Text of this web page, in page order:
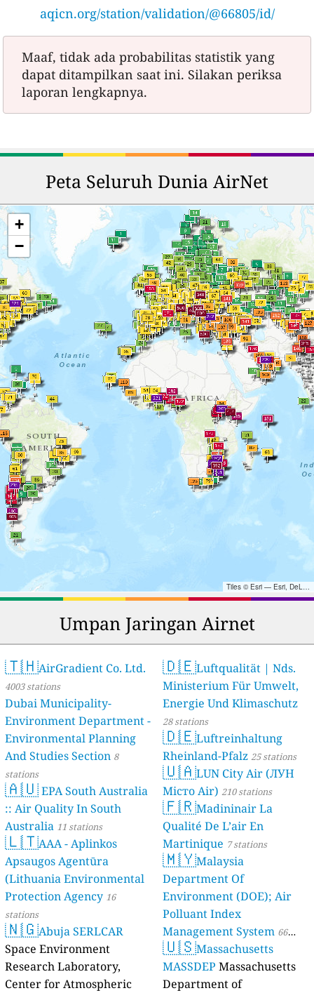
aqicn.org/station/validation/@66805/id/
Maaf, tidak ada probabilitas statistik yang
dapat ditampilkan saat ini. Silakan periksa
laporan lengkapnya.
Peta Seluruh Dunia AirNet
+
−
Tiles © Esri — Esri, DeLorme, NAVTEQ, TomTom, Intermap, iPC, USGS, FAO, NPS, NRCAN, GeoBase, Kadaster NL, Ordnance Survey, Esri Japan, METI, Esri China (Hong Kong), and the GIS User Community
Umpan Jaringan Airnet
🇹🇭AirGradient Co. Ltd.
4003 stations
Dubai Municipality-
Environment Department -
Environmental Planning
And Studies Section 8
stations
🇦🇺EPA South Australia
:: Air Quality In South
Australia 11 stations
🇱🇹AAA - Aplinkos
Apsaugos Agentūra
(Lithuania Environmental
Protection Agency 16
stations
🇳🇬Abuja SERLCAR
Space Environment
Research Laboratory,
Center for Atmospheric
🇩🇪Luftqualität | Nds.
Ministerium Für Umwelt,
Energie Und Klimaschutz
28 stations
🇩🇪Luftreinhaltung
Rheinland-Pfalz 25 stations
🇺🇦LUN City Air (ЛУН
Місто Air) 210 stations
🇫🇷Madininair La
Qualité De L’air En
Martinique 7 stations
🇲🇾Malaysia
Department Of
Environment (DOE); Air
Polluant Index
Management System 66
stations
🇺🇸Massachusetts
MASSDEP Massachusetts
Department of